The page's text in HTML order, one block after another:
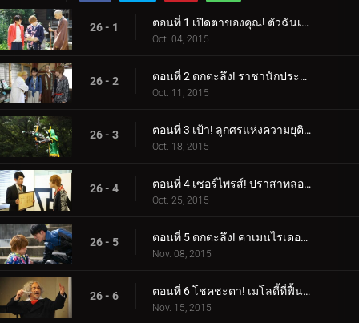
26 - 1 ตอนที่ 1 เปิดตาของคุณ! ตัวฉันเอง!
Oct. 04, 2015
26 - 2 ตอนที่ 2 ตกตะลึง! ราชานักประดิษฐ์!
Oct. 11, 2015
26 - 3 ตอนที่ 3 เป้า! ลูกศรแห่งความยุติธรรม
Oct. 18, 2015
26 - 4 ตอนที่ 4 เซอร์ไพรส์! ปราสาทลอยฟ้า!
Oct. 25, 2015
26 - 5 ตอนที่ 5 ตกตะลึง! คาเมนไรเดอร์ผู้ลึกลับ!
Nov. 08, 2015
26 - 6 ตอนที่ 6 โชคชะตา! เมโลดี้ที่ฟื้นคืน!
Nov. 15, 2015